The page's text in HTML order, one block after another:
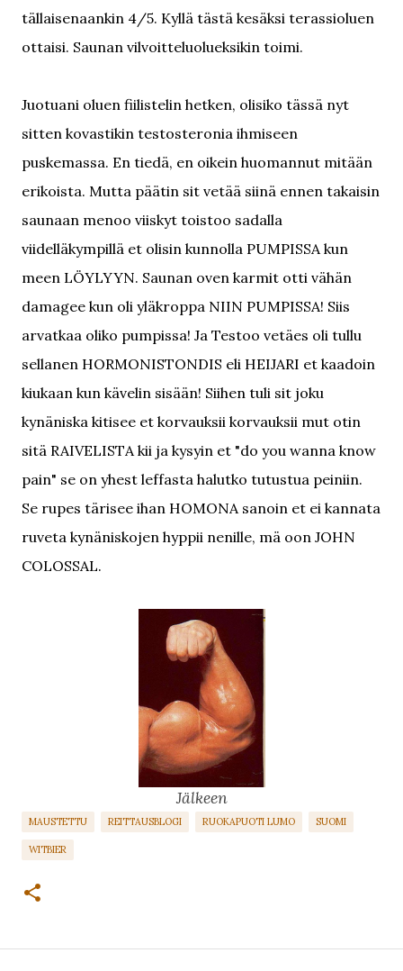
tällaisenaankin 4/5. Kyllä tästä kesäksi terassioluen
ottaisi. Saunan vilvoitteluolueksikin toimi.
Juotuani oluen fiilistelin hetken, olisiko tässä nyt
sitten kovastikin testosteronia ihmiseen
puskemassa. En tiedä, en oikein huomannut mitään
erikoista. Mutta päätin sit vetää siinä ennen takaisin
saunaan menoo viiskyt toistoo sadalla
viidelläkympillä et olisin kunnolla PUMPISSA kun
meen LÖYLYYN. Saunan oven karmit otti vähän
damagee kun oli yläkroppa NIIN PUMPISSA! Siis
arvatkaa oliko pumpissa! Ja Testoo vetäes oli tullu
sellanen HORMONISTONDIS eli HEIJARI et kaadoin
kiukaan kun kävelin sisään! Siihen tuli sit joku
kynäniska kitisee et korvauksii korvauksii mut otin
sitä RAIVELISTA kii ja kysyin et "do you wanna know
pain" se on yhest leffasta halutko tutustua peiniin.
Se rupes tärisee ihan HOMONA sanoin et ei kannata
ruveta kynäniskojen hyppii nenille, mä oon JOHN
COLOSSAL.
Jälkeen
MAUSTETTU REITTAUSBLOGI RUOKAPUOTI LUMO SUOMI
WITBIER